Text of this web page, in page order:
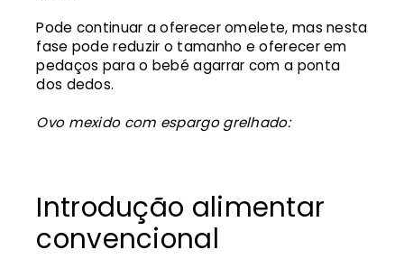
Pode continuar a oferecer omelete, mas nesta
fase pode reduzir o tamanho e oferecer em
pedaços para o bebé agarrar com a ponta
dos dedos.
Ovo mexido com espargo grelhado:
Introdução alimentar
convencional